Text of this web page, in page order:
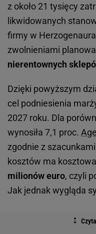
z około 21 tysięcy
likwidowanych
firmy w
zwolnieniami
nierentownych
Dzięki powyższym
cel podniesienia
2027 roku. Dla
wynosiła 7,1 proc.
zgodnie z
kosztów ma
milionów euro, czyli
Jak jednak wygląda